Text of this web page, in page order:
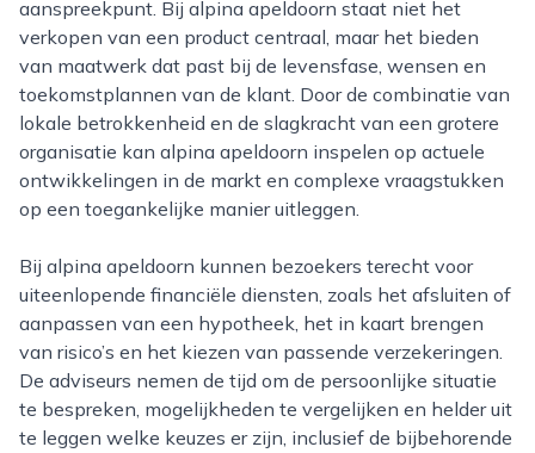
aanspreekpunt. Bij alpina apeldoorn staat niet het
verkopen van een product centraal, maar het bieden
van maatwerk dat past bij de levensfase, wensen en
toekomstplannen van de klant. Door de combinatie van
lokale betrokkenheid en de slagkracht van een grotere
organisatie kan alpina apeldoorn inspelen op actuele
ontwikkelingen in de markt en complexe vraagstukken
op een toegankelijke manier uitleggen.
Bij alpina apeldoorn kunnen bezoekers terecht voor
uiteenlopende financiële diensten, zoals het afsluiten of
aanpassen van een hypotheek, het in kaart brengen
van risico’s en het kiezen van passende verzekeringen.
De adviseurs nemen de tijd om de persoonlijke situatie
te bespreken, mogelijkheden te vergelijken en helder uit
te leggen welke keuzes er zijn, inclusief de bijbehorende